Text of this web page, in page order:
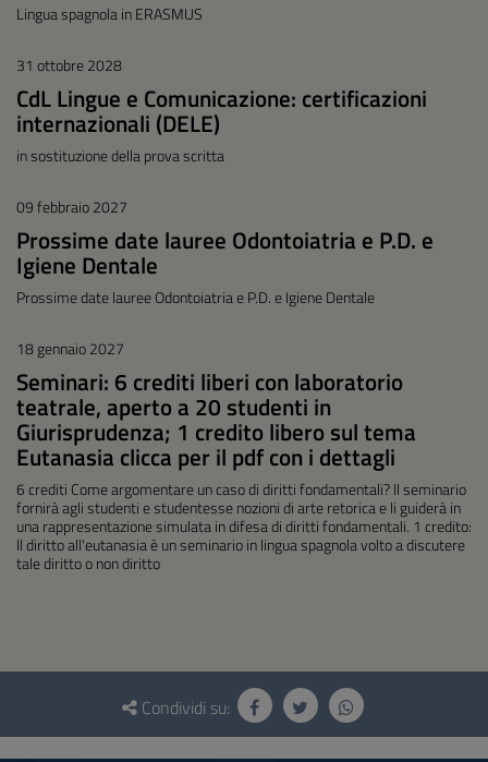
Lingua spagnola in ERASMUS
31 ottobre 2028
CdL Lingue e Comunicazione: certificazioni
internazionali (DELE)
in sostituzione della prova scritta
09 febbraio 2027
Prossime date lauree Odontoiatria e P.D. e
Igiene Dentale
Prossime date lauree Odontoiatria e P.D. e Igiene Dentale
18 gennaio 2027
Seminari: 6 crediti liberi con laboratorio
teatrale, aperto a 20 studenti in
Giurisprudenza; 1 credito libero sul tema
Eutanasia clicca per il pdf con i dettagli
6 crediti Come argomentare un caso di diritti fondamentali? Il seminario
fornirà agli studenti e studentesse nozioni di arte retorica e li guiderà in
una rappresentazione simulata in difesa di diritti fondamentali. 1 credito:
Il diritto all'eutanasia è un seminario in lingua spagnola volto a discutere
tale diritto o non diritto
Questionario
social
Condividi su: